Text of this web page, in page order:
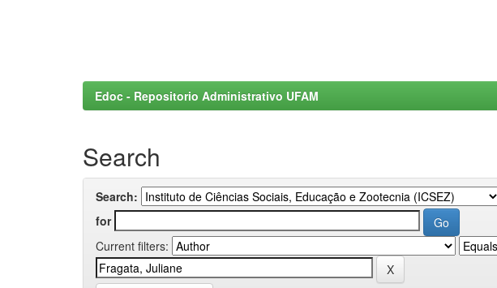
Edoc - Repositorio Administrativo UFAM
Search
Search:
for
Current filters: